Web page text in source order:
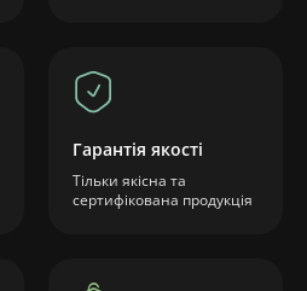
Гарантія якості
Тільки якісна та
сертифікована продукція